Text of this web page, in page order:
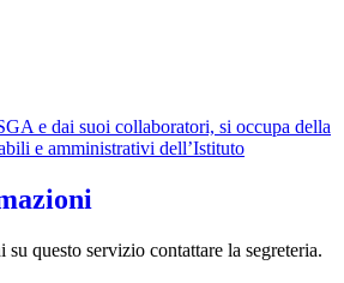
e dai suoi collaboratori, si occupa della
e amministrativi dell’Istituto
questo servizio contattare la segreteria.